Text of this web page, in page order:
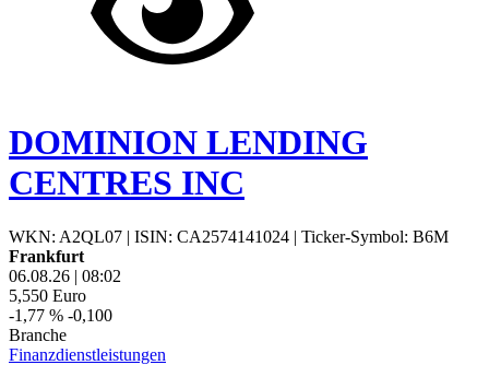
DOMINION LENDING
CENTRES INC
WKN: A2QL07 | ISIN: CA2574141024 | Ticker-Symbol: B6M
Frankfurt
06.08.26 | 08:02
5,550 Euro
-1,77 % -0,100
Branche
Finanzdienstleistungen